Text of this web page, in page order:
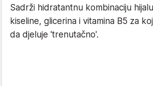
Sadrži hidratantnu kombinaciju
kiseline, glicerina i vitamina B5 za
da djeluje 'trenutačno'.